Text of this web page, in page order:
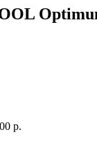
р.